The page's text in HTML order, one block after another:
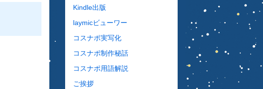
Kindle出版
laymicビューワー
コスナポ実写化
コスナポ制作秘話
コスナポ用語解説
ご挨拶